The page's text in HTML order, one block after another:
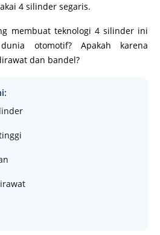
4 silinder segaris.
membuat teknologi 4 silinder ini
otomotif? Apakah karena
dan bandel?